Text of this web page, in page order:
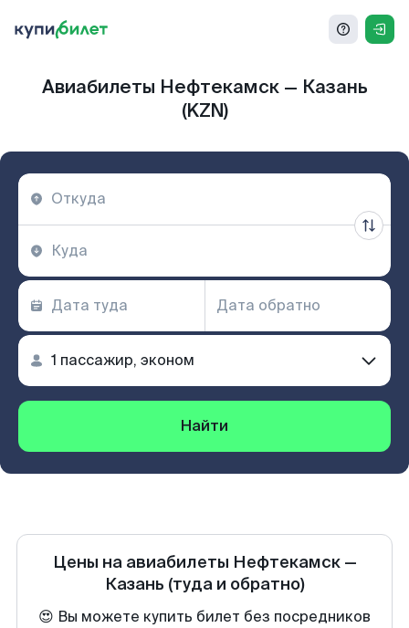
Авиабилеты Нефтекамск — Казань
(KZN)
Найти
Цены на авиабилеты Нефтекамск—
Казань (туда и обратно)
😍 Вы можете купить билет без посредников